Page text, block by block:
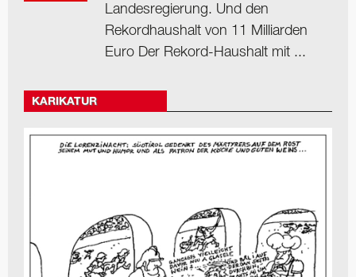
Landesregierung. Und den
Rekordhaushalt von 11 Milliarden
Euro Der Rekord-Haushalt mit ...
KARIKATUR